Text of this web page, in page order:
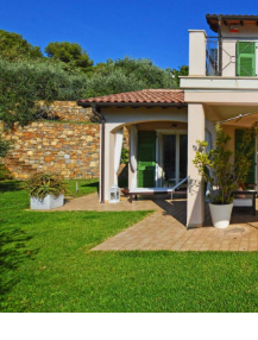
DE
RU
Über
uns
Unsere
Dienstleistungen
suchen
Sie?
Provinz
Ort